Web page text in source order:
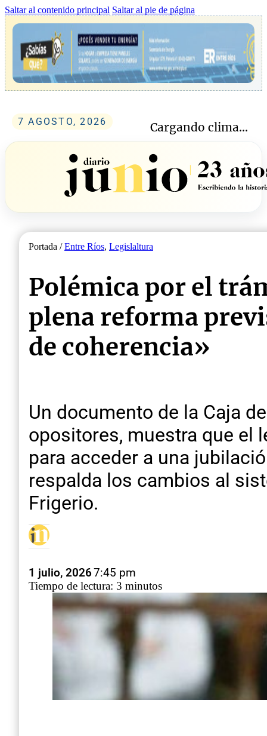
Saltar al contenido principal Saltar al pie de página
7 AGOSTO, 2026 Cargando clima...
Portada /Entre Ríos, Legislaltura
Polémica por el
plena reforma
de coherencia»
Un documento de la Caja
opositores, muestra que el
para acceder a una
respalda los cambios al
Frigerio.
1 julio, 20267:45 pm
Tiempo de lectura: 3 minutos